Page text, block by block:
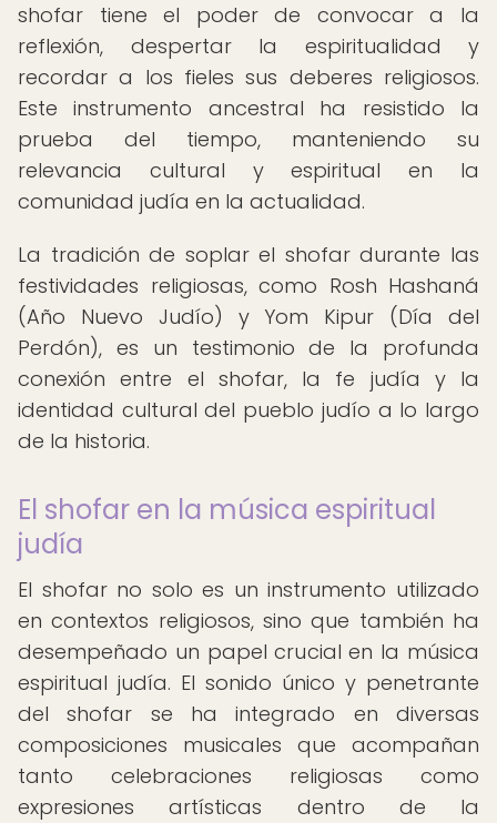
shofar tiene el poder de convocar a la
reflexión, despertar la espiritualidad y
recordar a los fieles sus deberes religiosos.
Este instrumento ancestral ha resistido la
prueba del tiempo, manteniendo su
relevancia cultural y espiritual en la
comunidad judía en la actualidad.
La tradición de soplar el shofar durante las
festividades religiosas, como Rosh Hashaná
(Año Nuevo Judío) y Yom Kipur (Día del
Perdón), es un testimonio de la profunda
conexión entre el shofar, la fe judía y la
identidad cultural del pueblo judío a lo largo
de la historia.
El shofar en la música espiritual
judía
El shofar no solo es un instrumento utilizado
en contextos religiosos, sino que también ha
desempeñado un papel crucial en la música
espiritual judía. El sonido único y penetrante
del shofar se ha integrado en diversas
composiciones musicales que acompañan
tanto celebraciones religiosas como
expresiones artísticas dentro de la